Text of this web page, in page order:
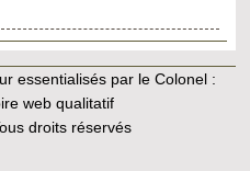
essentialisés par le Colonel :
web qualitatif
droits réservés